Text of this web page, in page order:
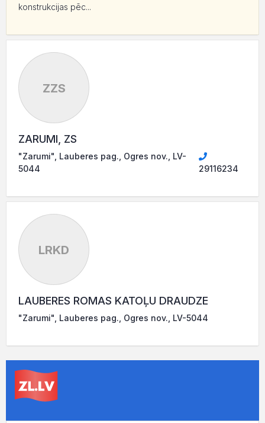
konstrukcijas pēc...
ZZS
ZARUMI, ZS
"Zarumi", Lauberes pag., Ogres nov., LV-
5044
29116234
LRKD
LAUBERES ROMAS KATOĻU DRAUDZE
"Zarumi", Lauberes pag., Ogres nov., LV-5044